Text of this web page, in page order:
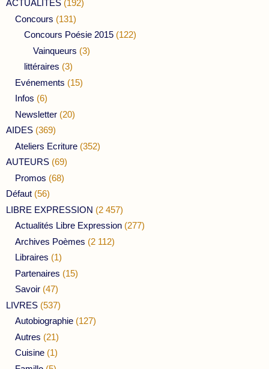
ACTUALITES (192)
Concours (131)
Concours Poésie 2015 (122)
Vainqueurs (3)
littéraires (3)
Evénements (15)
Infos (6)
Newsletter (20)
AIDES (369)
Ateliers Ecriture (352)
AUTEURS (69)
Promos (68)
Défaut (56)
LIBRE EXPRESSION (2 457)
Actualités Libre Expression (277)
Archives Poèmes (2 112)
Libraires (1)
Partenaires (15)
Savoir (47)
LIVRES (537)
Autobiographie (127)
Autres (21)
Cuisine (1)